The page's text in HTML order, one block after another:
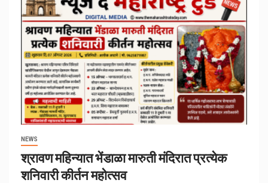
NEWS
श्रावण महिन्यात भेंडाळा मारुती मंदिरात प्रत्येक
शनिवारी कीर्तन महोत्सव